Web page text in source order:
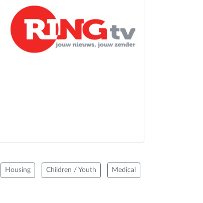
Housing Children / Youth Medical